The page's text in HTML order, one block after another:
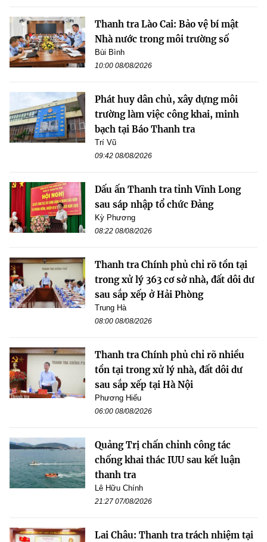
Thanh tra Lào Cai: Bảo vệ bí mật
Nhà nước trong môi trường số
Bùi Bình
10:00 08/08/2026
Phát huy dân chủ, xây dựng môi
trường làm việc công khai, minh
bạch tại Báo Thanh tra
Trí Vũ
09:42 08/08/2026
Dấu ấn Thanh tra tỉnh Vĩnh Long
sau sáp nhập tổ chức Đảng
Kỳ Phương
08:22 08/08/2026
Thanh tra Chính phủ chỉ rõ tồn tại
trong xử lý 363 cơ sở nhà, đất dôi dư
sau sắp xếp ở Hải Phòng
Trung Hà
08:00 08/08/2026
Thanh tra Chính phủ chỉ rõ nhiều
tồn tại trong xử lý nhà, đất dôi dư
sau sắp xếp tại Hà Nội
Phương Hiếu
06:00 08/08/2026
Quảng Trị chấn chỉnh công tác
chống khai thác IUU sau kết luận
thanh tra
Lê Hữu Chính
21:27 07/08/2026
Lai Châu: Thanh tra trách nhiệm tại